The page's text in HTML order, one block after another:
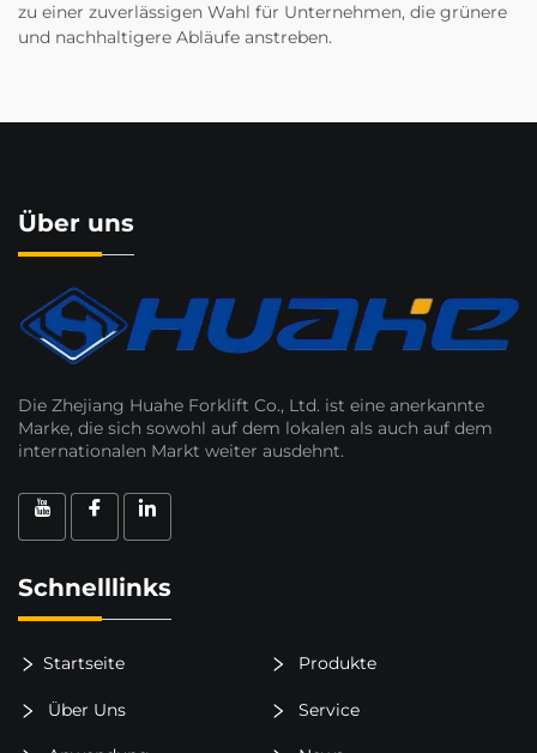
zu einer zuverlässigen Wahl für Unternehmen, die grünere
und nachhaltigere Abläufe anstreben.
Über uns
Die Zhejiang Huahe Forklift Co., Ltd. ist eine anerkannte
Marke, die sich sowohl auf dem lokalen als auch auf dem
internationalen Markt weiter ausdehnt.
Schnelllinks
Startseite Produkte
Über Uns Service